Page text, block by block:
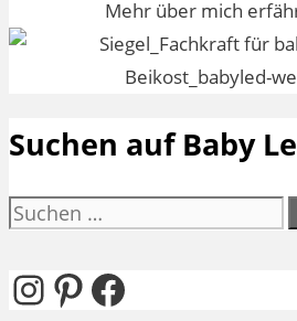
Mehr über mich
Suchen auf Baby
Suchen
Instagram
Pinterest
Facebook